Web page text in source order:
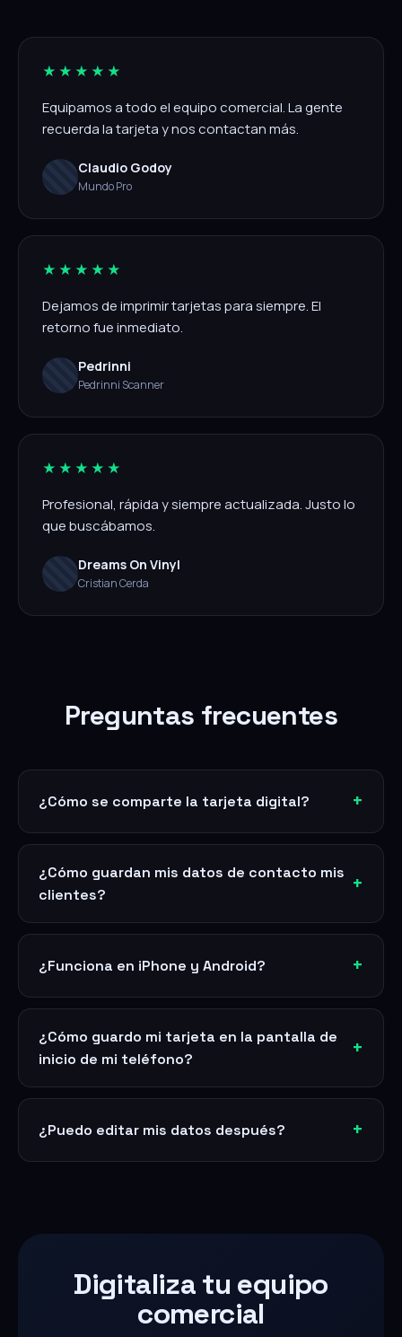
★★★★★
Equipamos a todo el equipo comercial. La gente
recuerda la tarjeta y nos contactan más.
Claudio Godoy
Mundo Pro
★★★★★
Dejamos de imprimir tarjetas para siempre. El
retorno fue inmediato.
Pedrinni
Pedrinni Scanner
★★★★★
Profesional, rápida y siempre actualizada. Justo lo
que buscábamos.
Dreams On Vinyl
Cristian Cerda
Preguntas frecuentes
¿Cómo se comparte la tarjeta digital?
¿Cómo guardan mis datos de contacto mis
clientes?
¿Funciona en iPhone y Android?
¿Cómo guardo mi tarjeta en la pantalla de
inicio de mi teléfono?
¿Puedo editar mis datos después?
Digitaliza tu equipo
comercial